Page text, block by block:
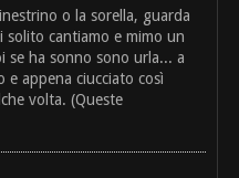
o la sorella, guarda
solito cantiamo e mimo un
se ha sonno sono urla... a
e appena ciucciato così
volta. (Queste